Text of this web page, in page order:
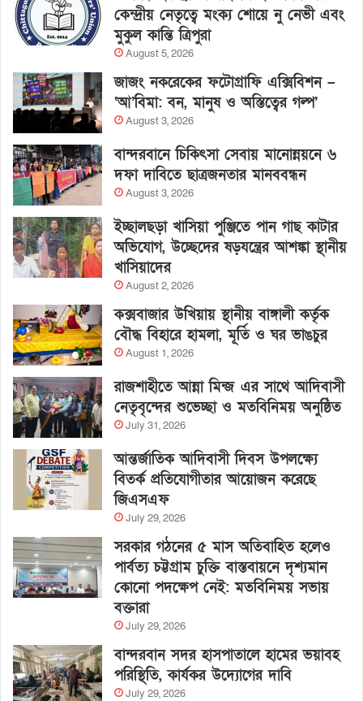
কেন্দ্রীয় নেতৃত্বে মংক্য শোয়ে নু নেভী এবং
মুকুল কান্তি ত্রিপুরা
August 5, 2026
জাজং নকরেকের ফটোগ্রাফি এক্সিবিশন –
‘আ’বিমা: বন, মানুষ ও অস্তিত্বের গল্প’
August 3, 2026
বান্দরবানে চিকিৎসা সেবায় মানোন্নয়নে ৬
দফা দাবিতে ছাত্রজনতার মানববন্ধন
August 3, 2026
ইচ্ছালছড়া খাসিয়া পুঞ্জিতে পান গাছ কাটার
অভিযোগ, উচ্ছেদের ষড়যন্ত্রের আশঙ্কা স্থানীয়
খাসিয়াদের
August 2, 2026
কক্সবাজার উখিয়ায় স্থানীয় বাঙ্গালী কর্তৃক
বৌদ্ধ বিহারে হামলা, মূর্তি ও ঘর ভাঙচুর
August 1, 2026
রাজশাহীতে আন্না মিন্জ এর সাথে আদিবাসী
নেতৃবৃন্দের শুভেচ্ছা ও মতবিনিময় অনুষ্ঠিত
July 31, 2026
আন্তর্জাতিক আদিবাসী দিবস উপলক্ষ্যে
বিতর্ক প্রতিযোগীতার আয়োজন করেছে
জিএসএফ
July 29, 2026
সরকার গঠনের ৫ মাস অতিবাহিত হলেও
পার্বত্য চট্টগ্রাম চুক্তি বাস্তবায়নে দৃশ্যমান
কোনো পদক্ষেপ নেই: মতবিনিময় সভায়
বক্তারা
July 29, 2026
বান্দরবান সদর হাসপাতালে হামের ভয়াবহ
পরিস্থিতি, কার্যকর উদ্যোগের দাবি
July 29, 2026